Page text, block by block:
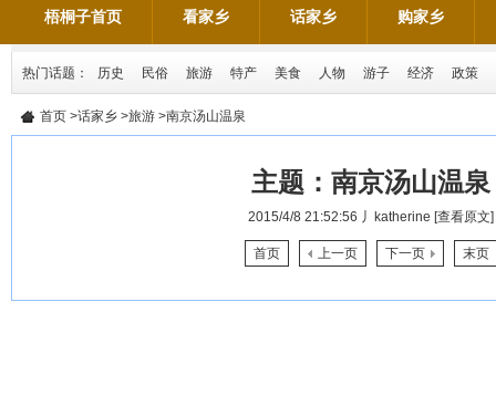
梧桐子首页 看家乡 话家乡 购家乡
热门话题： 历史 民俗 旅游 特产 美食 人物 游子 经济 政策
首页 >话家乡 >旅游 >南京汤山温泉
主题： 南京汤山温泉
2015/4/8 21:52:56 丿katherine [查看原文]
首页 上一页 下一页 末页